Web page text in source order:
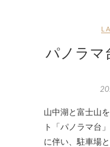
パノラマ
山中湖と富士山
ト「パノラマ台
に伴い、駐車場